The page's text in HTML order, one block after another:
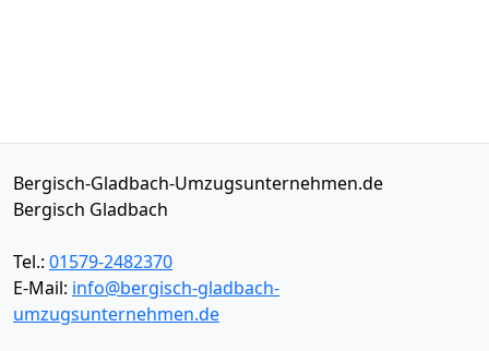
Bergisch-Gladbach-Umzugsunternehmen.de
Bergisch Gladbach
Tel.: 01579-2482370
E-Mail: info@bergisch-gladbach-
umzugsunternehmen.de